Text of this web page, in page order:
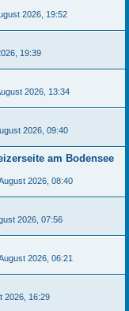
2026, 19:52
19:39
2026, 13:34
2026, 09:40
am Bodensee
2026, 08:40
2026, 07:56
2026, 06:21
2026, 16:29